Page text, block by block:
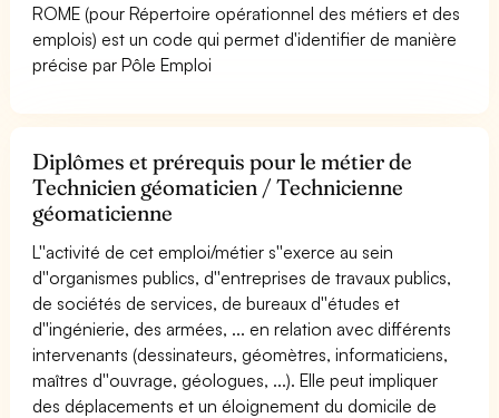
ROME (pour Répertoire opérationnel des métiers et des
emplois) est un code qui permet d'identifier de manière
précise par Pôle Emploi
Diplômes et prérequis pour le métier de
Technicien géomaticien / Technicienne
géomaticienne
L''activité de cet emploi/métier s''exerce au sein
d''organismes publics, d''entreprises de travaux publics,
de sociétés de services, de bureaux d''études et
d''ingénierie, des armées, ... en relation avec différents
intervenants (dessinateurs, géomètres, informaticiens,
maîtres d''ouvrage, géologues, ...). Elle peut impliquer
des déplacements et un éloignement du domicile de